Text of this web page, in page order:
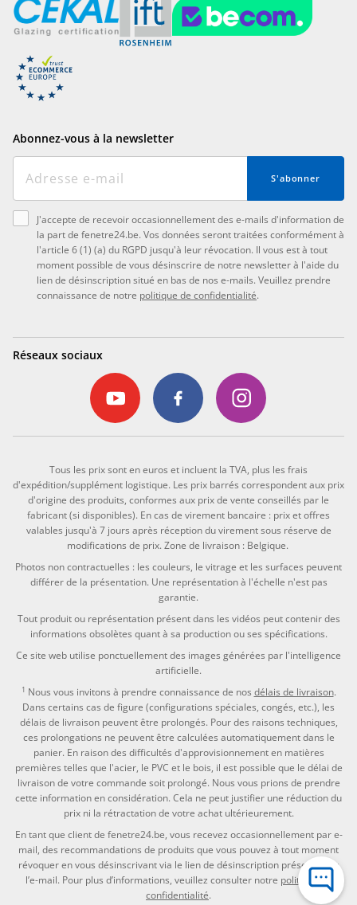
Abonnez-vous à la newsletter
S'abonner
J'accepte de recevoir occasionnellement des e-mails d'information de
la part de fenetre24.be. Vos données seront traitées conformément à
l'article 6 (1) (a) du RGPD jusqu'à leur révocation. Il vous est à tout
moment possible de vous désinscrire de notre newsletter à l'aide du
lien de désinscription situé en bas de nos e-mails. Veuillez prendre
connaissance de notre politique de confidentialité.
Réseaux sociaux
Tous les prix sont en euros et incluent la TVA, plus les frais
d'expédition/supplément logistique. Les prix barrés correspondent aux prix
d'origine des produits, conformes aux prix de vente conseillés par le
fabricant (si disponibles). En cas de virement bancaire : prix et offres
valables jusqu'à 7 jours après réception du virement sous réserve de
modifications de prix. Zone de livraison : Belgique.
Photos non contractuelles : les couleurs, le vitrage et les surfaces peuvent
différer de la présentation. Une représentation à l'échelle n'est pas
garantie.
Tout produit ou représentation présent dans les vidéos peut contenir des
informations obsolètes quant à sa production ou ses spécifications.
Ce site web utilise ponctuellement des images générées par l'intelligence
artificielle.
1 Nous vous invitons à prendre connaissance de nos délais de livraison.
Dans certains cas de figure (configurations spéciales, congés, etc.), les
délais de livraison peuvent être prolongés. Pour des raisons techniques,
ces prolongations ne peuvent être calculées automatiquement dans le
panier. En raison des difficultés d'approvisionnement en matières
premières telles que l'acier, le PVC et le bois, il est possible que le délai de
livraison de votre commande soit prolongé. Nous vous prions de prendre
cette information en considération. Cela ne peut justifier une réduction du
prix ni la rétractation de votre achat ultérieurement.
En tant que client de fenetre24.be, vous recevez occasionnellement par e-
mail, des recommandations de produits que vous pouvez à tout moment
révoquer en vous désinscrivant via le lien de désinscription présent dans
l’e-mail. Pour plus d’informations, veuillez consulter notre politique de
confidentialité.